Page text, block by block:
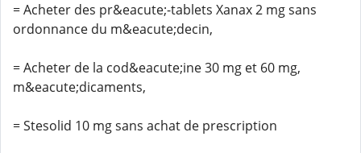
= Acheter des pr&eacute;-tablets Xanax 2 mg sans
ordonnance du m&eacute;decin,
= Acheter de la cod&eacute;ine 30 mg et 60 mg,
m&eacute;dicaments,
= Stesolid 10 mg sans achat de prescription